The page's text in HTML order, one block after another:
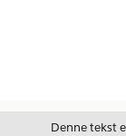
Denne tekst